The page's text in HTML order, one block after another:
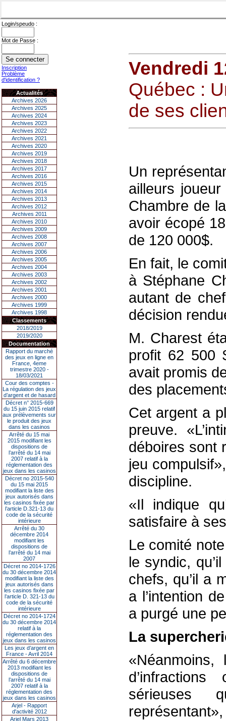
Login/speudo :
Mot de Passe :
Inscription
Problème
d'identification ?
Actualités
Archives 2026
Archives 2025
Archives 2024
Archives 2023
Archives 2022
Archives 2021
Archives 2020
Archives 2019
Archives 2018
Archives 2017
Archives 2016
Archives 2015
Archives 2014
Archives 2013
Archives 2012
Archives 2011
Archives 2010
Archives 2009
Archives 2008
Archives 2007
Archives 2006
Archives 2005
Archives 2004
Archives 2003
Archives 2002
Archives 2001
Archives 2000
Archives 1999
Archives 1998
Classements
2018/2019
2019/2020
Documentation
Rapport du marché
des jeux en ligne en
France, 4eme
trimestre 2020 -
18/03/2021
Cour des comptes -
La régulation des jeux
d’argent et de hasard
Décret n° 2015-669
du 15 juin 2015 relatif
aux prélèvements sur
le produit des jeux
dans les casinos
Arrêté du 15 mai
2015 modifiant les
dispositions de
l’arrêté du 14 mai
2007 relatif à la
réglementation des
jeux dans les casinos
Décret no 2015-540
du 15 mai 2015
modifiant la liste des
jeux autorisés dans
les casinos fixée par
l’article D.321-13 du
code de la sécurité
intérieure
Arrêté du 30
décembre 2014
modifiant les
dispositions de
l’arrêté du 14 mai
2007
Décret no 2014-1726
du 30 décembre 2014
modifiant la liste des
jeux autorisés dans
les casinos fixée par
l’article D. 321-13 du
code de la sécurité
intérieure
Décret no 2014-1724
du 30 décembre 2014
relatif à la
réglementation des
jeux dans les casinos
Les jeux d’argent en
France - Avril 2014
Arrêté du 6 décembre
2013 modifiant les
dispositions de
l’arrêté du 14 mai
2007 relatif à la
réglementation des
jeux dans les casinos
Arjel - Rapport
d'activité 2012
Arjel Mars 2013
Vendredi
Québec :
de ses
Un
ailleurs
Chambre de
avoir écopé
de 120 000$.
En fait, le
à Stéphane
autant de
décision
M. Charest
profit 62 500
avait promis
des
Cet argent a
preuve.
déboires sont
jeu
discipline.
«Il indique
satisfaire à
Le comité
le syndic,
chefs, qu’il a
a l’intention
a purgé une
La
sérieuses